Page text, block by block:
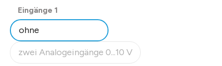
Eingänge 1
ohne
zwei Analogeingänge 0...10 V
(Diese Option ist zurzeit nicht verfügbar.)